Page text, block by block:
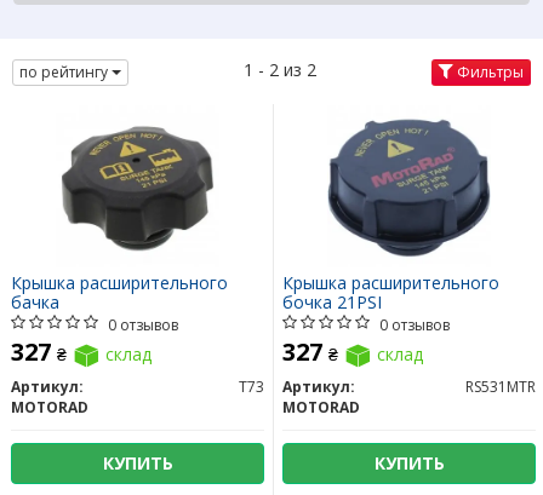
по рейтингу 1 - 2 из 2 Фильтры
Крышка расширительного
бачка
0 отзывов
327 ₴ склад
Артикул:
T73
MOTORAD
КУПИТЬ
Крышка расширительного
бочка 21PSI
0 отзывов
327 ₴ склад
Артикул:
RS531MTR
MOTORAD
КУПИТЬ